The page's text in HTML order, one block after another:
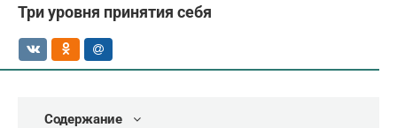
Три уровня принятия себя
Содержание